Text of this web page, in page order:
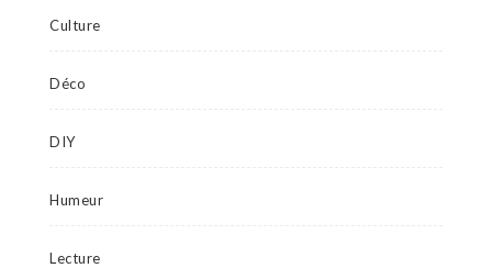
Culture
Déco
DIY
Humeur
Lecture